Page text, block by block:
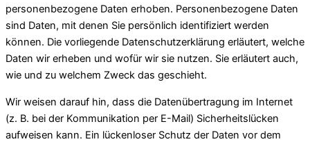
personenbezogene Daten erhoben. Personenbezogene Daten
sind Daten, mit denen Sie persönlich identifiziert werden
können. Die vorliegende Datenschutzerklärung erläutert, welche
Daten wir erheben und wofür wir sie nutzen. Sie erläutert auch,
wie und zu welchem Zweck das geschieht.
Wir weisen darauf hin, dass die Datenübertragung im Internet
(z. B. bei der Kommunikation per E-Mail) Sicherheitslücken
aufweisen kann. Ein lückenloser Schutz der Daten vor dem